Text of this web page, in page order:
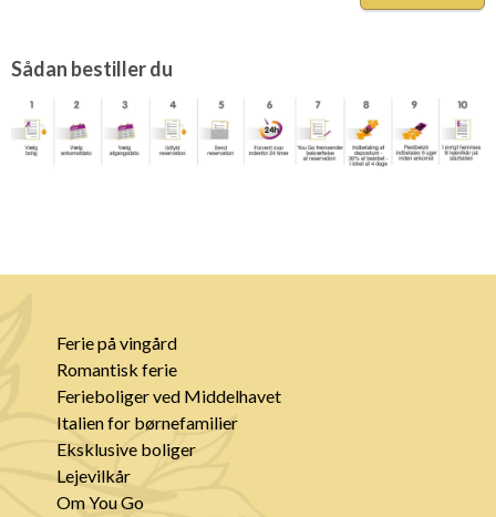
Sådan bestiller du
Ferie på vingård
Romantisk ferie
Ferieboliger ved Middelhavet
Italien for børnefamilier
Eksklusive boliger
Lejevilkår
Om You Go